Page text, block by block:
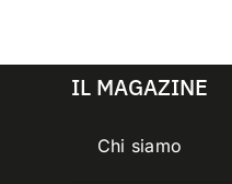
IL MAGAZINE
Chi siamo